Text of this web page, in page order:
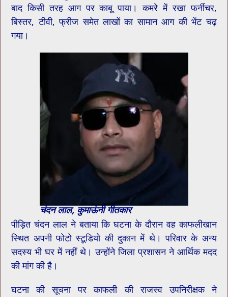
बाद किसी तरह आग पर काबू पाया। कमरे में रखा फर्नीचर,
बिस्तर, टीवी, फ्रीज समेत लाखों का सामान आग की भेंट चढ़
गया।
चंदन लाल, कुमाऊंनी गीतकार
पीड़ित चंदन लाल ने बताया कि घटना के दौरान वह काफलीखान
स्थित अपनी फोटो स्टूडियो की दुकान में थे। परिवार के अन्य
सदस्य भी घर में नहीं थे। उन्होंने जिला प्रशासन ने आर्थिक मदद
की मांग की है।
घटना की सूचना पर काफली की राजस्व उपनिरीक्षक ने